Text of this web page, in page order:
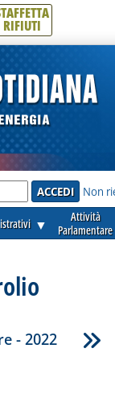
RIFIUTI
Non
▼
Attività
Parlamentare
- 2022